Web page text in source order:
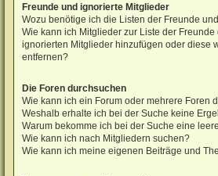
Freunde und ignorierte Mitglieder
Wozu benötige ich die Listen der Freunde
Wie kann ich Mitglieder zur Liste der Freunde
ignorierten Mitglieder hinzufügen oder diese
entfernen?
Die Foren durchsuchen
Wie kann ich ein Forum oder mehrere Foren
Weshalb erhalte ich bei der Suche keine
Warum bekomme ich bei der Suche eine
Wie kann ich nach Mitgliedern suchen?
Wie kann ich meine eigenen Beiträge und